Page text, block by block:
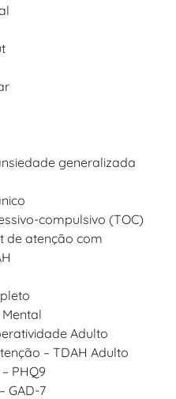
generalizada
compulsivo (TOC)
de atenção com
Adulto
– TDAH Adulto
PHQ9
GAD-7